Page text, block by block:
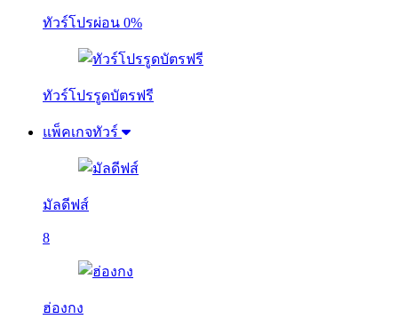
ทัวร์โปรผ่อน 0%
ทัวร์โปรรูดบัตรฟรี
แพ็คเกจทัวร์
มัลดีฟส์
8
ฮ่องกง